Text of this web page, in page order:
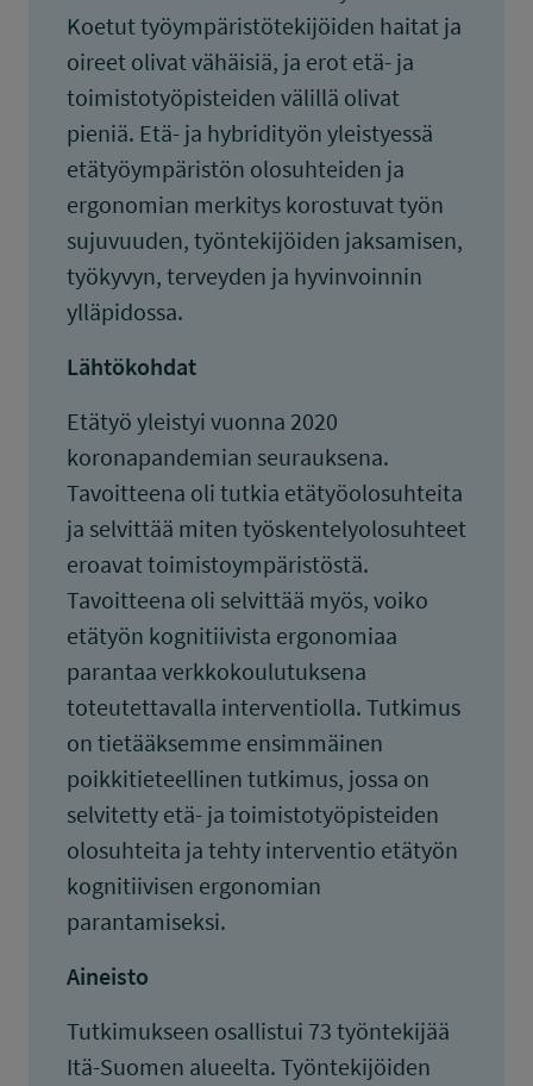
Koetut työympäristötekijöiden haitat ja
oireet olivat vähäisiä, ja erot etä- ja
toimistotyöpisteiden välillä olivat
pieniä. Etä- ja hybridityön yleistyessä
etätyöympäristön olosuhteiden ja
ergonomian merkitys korostuvat työn
sujuvuuden, työntekijöiden jaksamisen,
työkyvyn, terveyden ja hyvinvoinnin
ylläpidossa.
Lähtökohdat
Etätyö yleistyi vuonna 2020
koronapandemian seurauksena.
Tavoitteena oli tutkia etätyöolosuhteita
ja selvittää miten työskentelyolosuhteet
eroavat toimistoympäristöstä.
Tavoitteena oli selvittää myös, voiko
etätyön kognitiivista ergonomiaa
parantaa verkkokoulutuksena
toteutettavalla interventiolla. Tutkimus
on tietääksemme ensimmäinen
poikkitieteellinen tutkimus, jossa on
selvitetty etä- ja toimistotyöpisteiden
olosuhteita ja tehty interventio etätyön
kognitiivisen ergonomian
parantamiseksi.
Aineisto
Tutkimukseen osallistui 73 työntekijää
Itä-Suomen alueelta. Työntekijöiden